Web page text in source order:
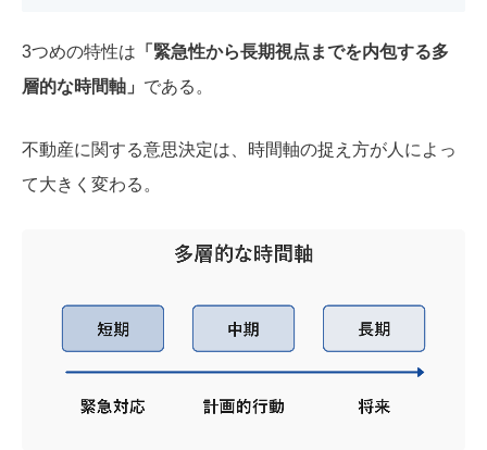
3つめの特性は 「緊急性から長期視点までを内包する多
層的な時間軸」 である。
不動産に関する意思決定は、時間軸の捉え方が人によっ
て大きく変わる。